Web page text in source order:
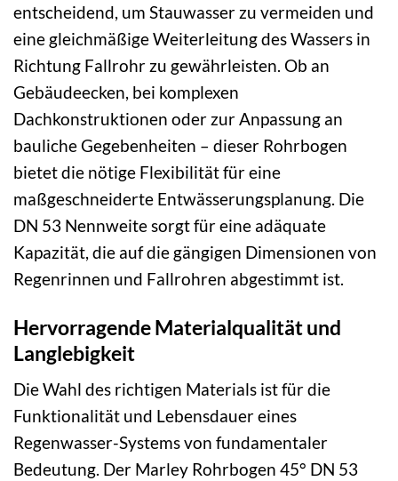
entscheidend, um Stauwasser zu vermeiden und
eine gleichmäßige Weiterleitung des Wassers in
Richtung Fallrohr zu gewährleisten. Ob an
Gebäudeecken, bei komplexen
Dachkonstruktionen oder zur Anpassung an
bauliche Gegebenheiten – dieser Rohrbogen
bietet die nötige Flexibilität für eine
maßgeschneiderte Entwässerungsplanung. Die
DN 53 Nennweite sorgt für eine adäquate
Kapazität, die auf die gängigen Dimensionen von
Regenrinnen und Fallrohren abgestimmt ist.
Hervorragende Materialqualität und
Langlebigkeit
Die Wahl des richtigen Materials ist für die
Funktionalität und Lebensdauer eines
Regenwasser-Systems von fundamentaler
Bedeutung. Der Marley Rohrbogen 45° DN 53